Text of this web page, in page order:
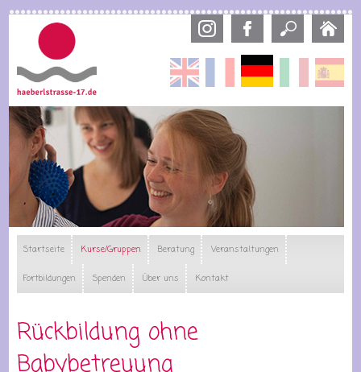
Direkt
Français Deutsch Italiano
Startseite Kurse/Gruppen Beratung Veranstaltungen
Fortbildungen Spenden Über uns Kontakt
Rückbildung ohne